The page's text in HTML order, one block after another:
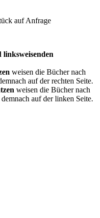
auf Anfrage
weisen die Bücher nach
auf der rechten Seite.
weisen die Bücher nach
auf der linken Seite.